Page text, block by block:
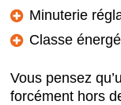
Minuterie
Classe
Vous pensez
forcément hors